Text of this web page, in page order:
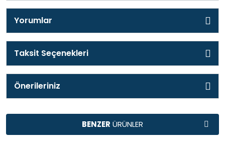
Yorumlar
Taksit Seçenekleri
Önerileriniz
BENZER ÜRÜNLER
TAVSİYE ÜRÜNLER